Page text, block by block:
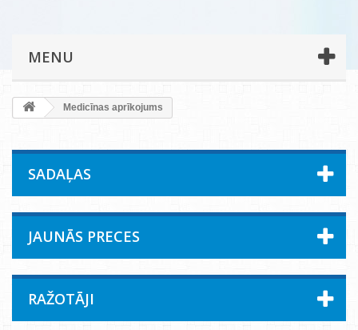
MENU
Medicīnas aprīkojums
SADAĻAS
JAUNĀS PRECES
RAŽOTĀJI